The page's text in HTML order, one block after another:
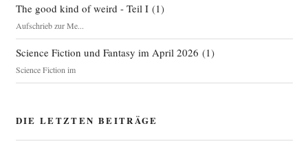
The good kind of weird - Teil I(1)
Aufschrieb zur Me...
Science Fiction und Fantasy im April 2026 (1)
Science Fiction im
DIE LETZTEN BEITRÄGE